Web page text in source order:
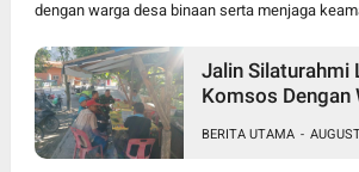
dengan warga desa binaan serta menjaga
Jalin Silaturahmi
Komsos Dengan
09/TB Kodim
BERITA UTAMA -